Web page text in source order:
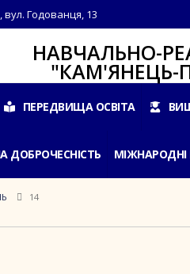
Годованця, 13
ПЕРЕДВИЩА ОСВІТА
ДОБРОЧЕСНІСТЬ
14